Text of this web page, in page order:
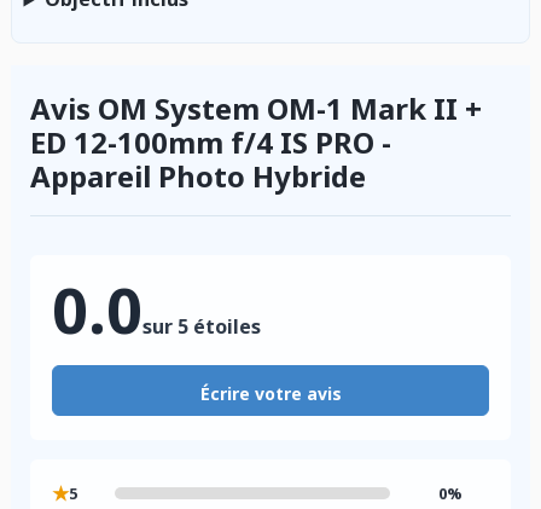
Avis OM System OM-1 Mark II +
ED 12-100mm f/4 IS PRO -
Appareil Photo Hybride
0.0sur 5 étoiles
Écrire votre avis
★5 0%